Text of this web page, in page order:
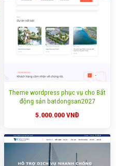
Theme wordpress phục vụ cho Bất
động sản batdongsan2027
5.000.000VNĐ